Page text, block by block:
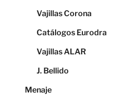
Vajillas Corona
Catálogos Eurodra
Vajillas ALAR
J. Bellido
Menaje